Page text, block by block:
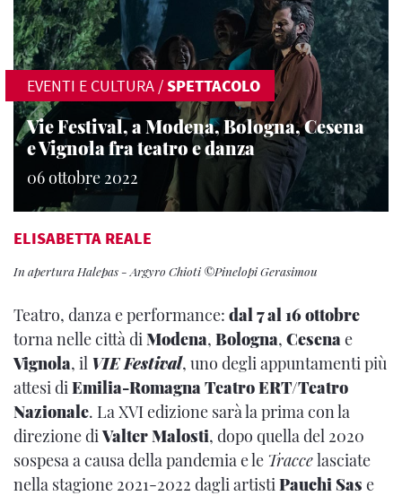
EVENTI E CULTURA /SPETTACOLO
Vie Festival, a Modena, Bologna, Cesena
e Vignola fra teatro e danza
06 ottobre 2022
ELISABETTA REALE
In apertura Halepas - Argyro Chioti ©Pinelopi Gerasimou
Teatro, danza e performance: dal 7 al 16 ottobre
torna nelle città diModena, Bologna, Cesenae
Vignola, il VIE Festival, uno degli appuntamenti più
attesi diEmilia-Romagna Teatro ERT/Teatro
Nazionale. La XVI edizione sarà la prima con la
direzione diValter Malosti, dopo quella del 2020
sospesa a causa della pandemia e le Traccelasciate
nella stagione 2021-2022 dagli artistiPauchi Sas e